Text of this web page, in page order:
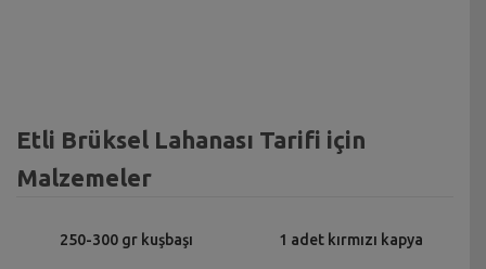
Etli Brüksel Lahanası Tarifi için
Malzemeler
250-300 gr kuşbaşı 1 adet kırmızı kapya